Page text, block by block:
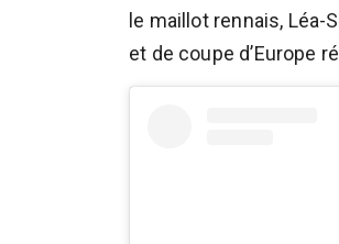
le maillot rennais, Léa-
et de coupe d’Europe